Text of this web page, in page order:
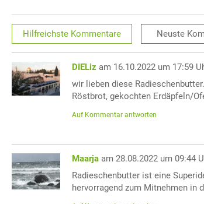
Hilfreichste Kommentare Neuste
DIELiz am 16.10.2022 um 17:59
wir lieben diese
Röstbrot, gekochten Erdäpfeln/
Auf Kommentar antworten
Maarja am 28.08.2022 um 09:44
Radieschenbutter ist eine
hervorragend zum Mitnehmen in